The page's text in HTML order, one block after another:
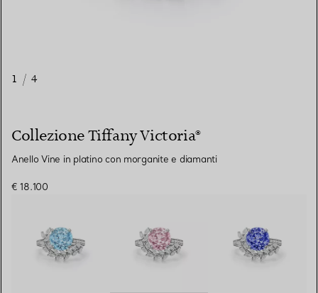
1 / 4
Collezione Tiffany Victoria®
Anello Vine in platino con morganite e diamanti
€ 18.100